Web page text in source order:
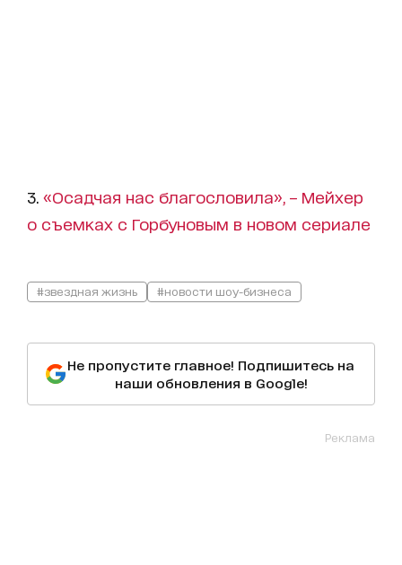
3. «Осадчая нас благословила», – Мейхер
о съемках с Горбуновым в новом сериале
#звездная жизнь #новости шоу-бизнеса
Не пропустите главное! Подпишитесь на
наши обновления в Google!
Реклама